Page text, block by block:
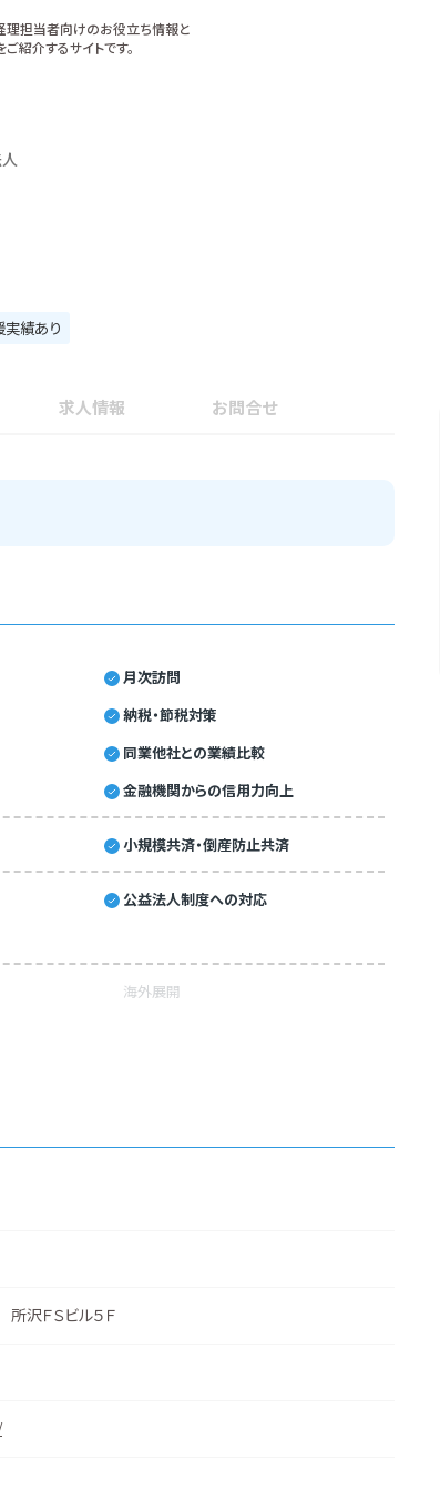
理担当者向けのお役立ち情報と
紹介するサイトです。
績あり
求人情報 お問合せ
月次訪問
納税・節税対策
同業他社との業績比較
金融機関からの信用力向上
小規模共済・倒産防止共済
公益法人制度への対応
海外展開
沢ＦＳビル５Ｆ